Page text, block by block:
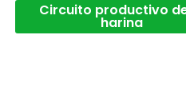
Circuito productivo
harina